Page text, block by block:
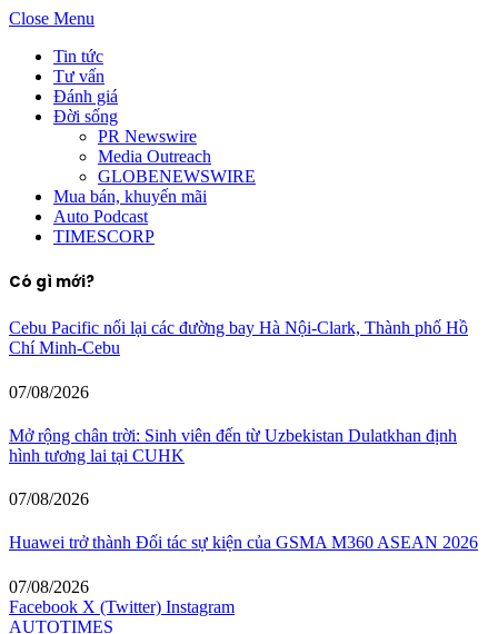
Close Menu
Tin tức
Tư vấn
Đánh giá
Đời sống
PR Newswire
Media Outreach
GLOBENEWSWIRE
Mua bán, khuyến mãi
Auto Podcast
TIMESCORP
Có gì mới?
Cebu Pacific nối lại các đường bay Hà Nội-Clark, Thành phố Hồ
Chí Minh-Cebu
07/08/2026
Mở rộng chân trời: Sinh viên đến từ Uzbekistan Dulatkhan định
hình tương lai tại CUHK
07/08/2026
Huawei trở thành Đối tác sự kiện của GSMA M360 ASEAN 2026
07/08/2026
Facebook X (Twitter) Instagram
AUTOTIMES